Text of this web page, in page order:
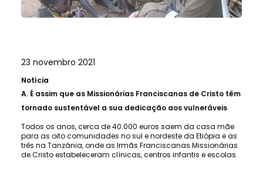
23 novembro 2021
Notícia
A. É assim que as Missionárias Franciscanas de Cristo têm
tornado sustentável a sua dedicação aos vulneráveis ​
Todos os anos, cerca de 40.000 euros saem da casa mãe
para as oito comunidades no sul e nordeste da Etiópia e as
três na Tanzânia, onde as Irmãs Franciscanas Missionárias
de Cristo estabeleceram clínicas, centros infantis e escolas.